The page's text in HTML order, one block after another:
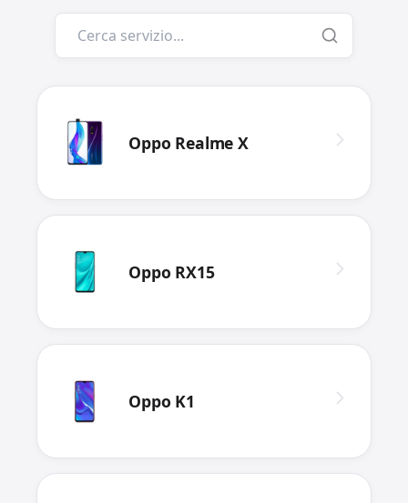
Oppo Realme X
Oppo RX15
Oppo K1